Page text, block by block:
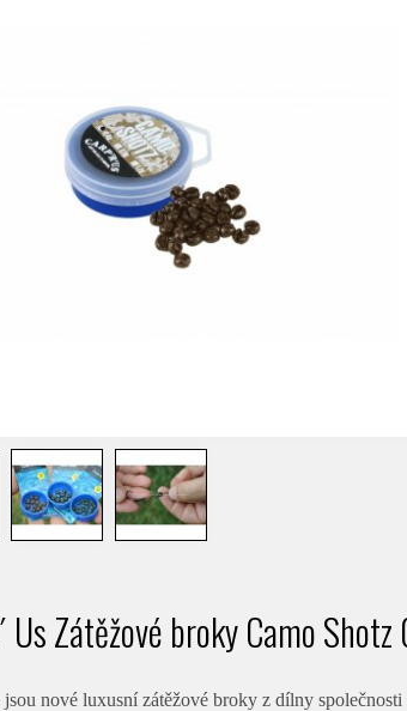
Us Zátěžové broky Camo
nové luxusní zátěžové broky z dílny